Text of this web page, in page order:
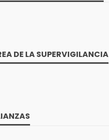
DE LA SUPERVIGILANCIA